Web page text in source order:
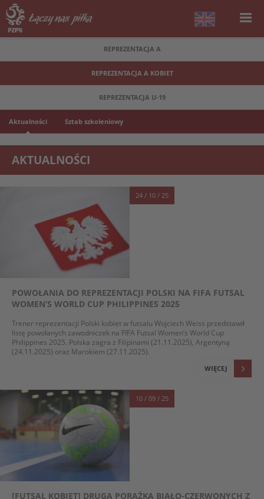
REPREZENTACJA A
REPREZENTACJA A KOBIET
REPREZENTACJA U-19
Aktualności Sztab szkoleniowy
AKTUALNOŚCI
24 / 10 / 25
POWOŁANIA DO REPREZENTACJI POLSKI NA FIFA FUTSAL
WOMEN’S WORLD CUP PHILIPPINES 2025
Trener reprezentacji Polski kobiet w futsalu Wojciech Weiss przedstawił
listę powołanych zawodniczek na FIFA Futsal Women’s World Cup
Philippines 2025. Polska zagra z Filipinami (21.11.2025), Argentyną
(24.11.2025) oraz Marokiem (27.11.2025).
WIĘCEJ
10 / 09 / 25
[FUTSAL KOBIET] DRUGA PORAŻKA BIAŁO-CZERWONYCH Z